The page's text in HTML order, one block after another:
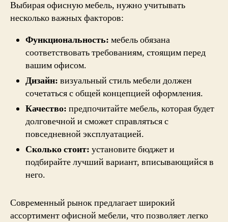
Выбирая офисную мебель, нужно учитывать
несколько важных факторов:
Функциональность: мебель обязана
соответствовать требованиям, стоящим перед
вашим офисом.
Дизайн: визуальный стиль мебели должен
сочетаться с общей концепцией оформления.
Качество: предпочитайте мебель, которая будет
долговечной и сможет справляться с
повседневной эксплуатацией.
Сколько стоит: установите бюджет и
подбирайте лучший вариант, вписывающийся в
него.
Современный рынок предлагает широкий
ассортимент офисной мебели, что позволяет легко